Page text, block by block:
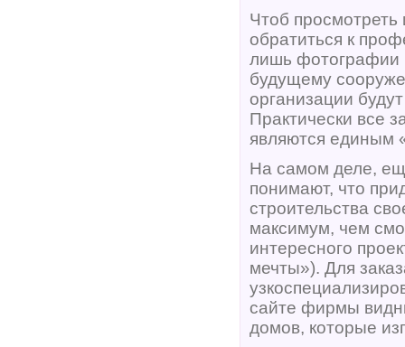
Чтоб просмотреть
обратиться к
лишь фотографии
будущему
организации
Практически все
являются единым
На самом деле,
понимают, что
строительства
максимум, чем
интересного
мечты»). Для
сайте фирмы
домов, которые